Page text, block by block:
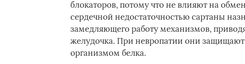
блокаторов, потому что не влияют на
сердечной недостаточностью сартаны
замедляющего работу механизмов,
желудочка. При невропатии они
организмом белка.